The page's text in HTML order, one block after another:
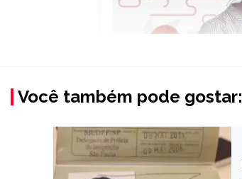
Você também pode gostar: